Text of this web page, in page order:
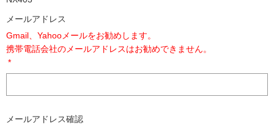
メールアドレス
Gmail、Yahooメールをお勧めします。
携帯電話会社のメールアドレスはお勧めできません。
*
メールアドレス確認